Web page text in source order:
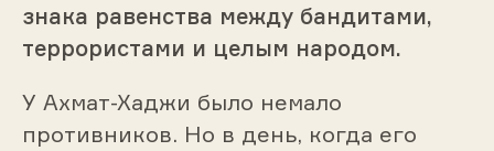
знака равенства между бандитами,
террористами и целым народом.
У Ахмат-Хаджи было немало
противников. Но в день, когда его